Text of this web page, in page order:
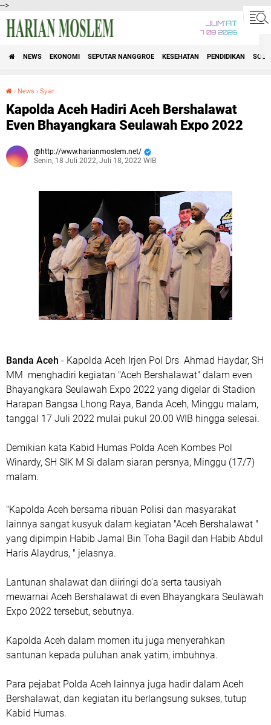
-->
JUM'AT
7 08 2026
NEWS EKONOMI SEPUTAR NANGGROE KESEHATAN PENDIDIKAN
› News › Syiar
Kapolda Aceh Hadiri Aceh Bershalawat
Even Bhayangkara Seulawah Expo 2022
http://www.harianmoslem.net/
Senin, 18 Juli 2022, Juli 18, 2022 WIB
Banda Aceh - Kapolda Aceh Irjen Pol Drs Ahmad Haydar, SH
MM menghadiri kegiatan "Aceh Bershalawat" dalam even
Bhayangkara Seulawah Expo 2022 yang digelar di Stadion
Harapan Bangsa Lhong Raya, Banda Aceh, Minggu malam,
tanggal 17 Juli 2022 mulai pukul 20.00 WIB hingga selesai.
Demikian kata Kabid Humas Polda Aceh Kombes Pol
Winardy, SH SIK M Si dalam siaran persnya, Minggu (17/7)
malam.
"Kapolda Aceh bersama ribuan Polisi dan masyarakat
lainnya sangat kusyuk dalam kegiatan "Aceh Bershalawat "
yang dipimpin Habib Jamal Bin Toha Bagil dan Habib Abdul
Haris Alaydrus, " jelasnya.
Lantunan shalawat dan diiringi do'a serta tausiyah
mewarnai Aceh Bershalawat di even Bhayangkara Seulawah
Expo 2022 tersebut, sebutnya.
Kapolda Aceh dalam momen itu juga menyerahkan
santunan kepada puluhan anak yatim, imbuhnya.
Para pejabat Polda Aceh lainnya juga hadir dalam Aceh
Bershalawat, dan kegiatan itu berlangsung sukses, tutup
Kabid Humas.